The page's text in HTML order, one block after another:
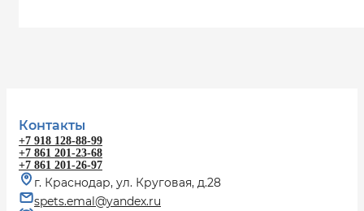
Контакты
+7 918 128-88-99
+7 861 201-23-68
+7 861 201-26-97
г. Краснодар, ул. Круговая, д.28
spets.emal@yandex.ru